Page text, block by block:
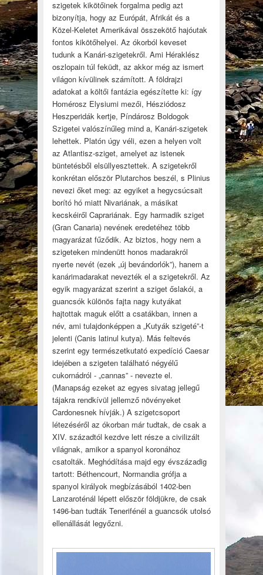
szigetek kikötőinek forgalma pedig azt
bizonyítja, hogy az Európát, Afrikát és a
Közel-Keletet Amerikával összekötő hajóutak
fontos kikötőhelyei. Az ókorból keveset
tudunk a Kanári-szigetekről. Ami Héraklész
oszlopain túl feküdt, az akkor még az ismert
világon kívülinek számított. A földrajzi
adatokat a költői fantázia egészítette ki: így
Homérosz Elysiumi mezői, Hésziódosz
Heszperidák kertje, Píndárosz Boldogok
Szigetei valószínűleg mind a, Kanári-szigetek
lehettek. Platón úgy véli, ezen a helyen volt
az Atlantisz-sziget, amelyet az istenek
büntetésből elsüllyesztettek. A szigetekről
konkrétan először Plutarchos beszél, s Plinius
nevezi őket meg: az egyiket a hegycsúcsait
borító hó miatt Nivariának, a másikat
kecskéiről Caprariának. Egy harmadik sziget
(Gran Canaria) nevének eredetéhez több
magyarázat fűződik. Az biztos, hogy nem a
szigeteken mindenütt honos madarakról
nyerte nevét (ezek „új bevándorlók”), hanem a
kanárimadarakat nevezték el a szigetekről. Az
egyik magyarázat szerint a sziget őslakói, a
guancsók különös fajta nagy kutyákat
hajtottak maguk előtt a csatákban, innen a
név, ami tulajdonképpen a „Kutyák szigeté”-t
jelenti (Canis latinul kutya). Más feltevés
szerint egy természetkutató expedíció Caesar
idejében a szigeten található négyélű
cukornádról - „cannas” - nevezte el.
(Manapság ezeket az egyes sivatag jellegű
tájakra rendkívül jellemző növényeket
Cardonesnek hívják.) A szigetcsoport
létezéséről az ókorban már tudtak, de csak a
XIV. századtól kezdve lett része a civilizált
világnak, amikor a spanyol koronához
csatolták. Meghódítása majd egy évszázadig
tartott: Béthencourt, Normandia grófja a
spanyol királyok megbízásából 1402-ben
Lanzaroténál lépett először földjükre, de csak
1496-ban tudták Tenerifénél a guancsók utolsó
ellenállását legyőzni.